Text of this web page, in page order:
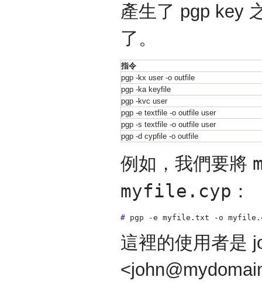
產生了 pgp key
了。
指令
pgp -kx user -o outfile
pgp -ka keyfile
pgp -kvc user
pgp -e textfile -o outfile user
pgp -s textfile -o outfile user
pgp -d cypfile -o outfile
例如，我們要將
myfile.cyp ：
# pgp -e myfile.txt -o
這裡的使用者是